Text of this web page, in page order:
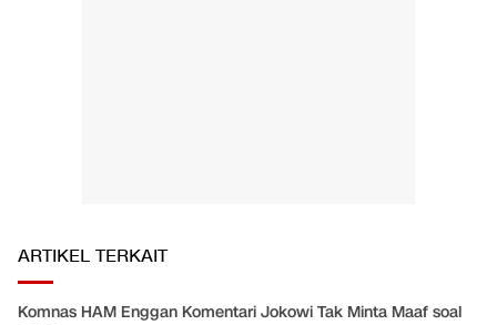
ARTIKEL TERKAIT
Komnas HAM Enggan Komentari Jokowi Tak Minta Maaf soal